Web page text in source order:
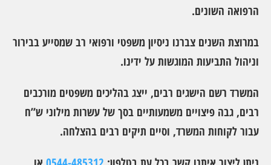
הרפואה השונים.
במרוצת השנים צברנו ניסיון משפטי ורפואי רב שמסייע בבירור
וניהול התביעות המוגשות על ידינו.
המשרד רשם הישגים רבים, ייצג בהליכים משפטים מורכבים
רבים, גבה פיצויים משמעותיים בסך של עשרות מילוני ש”ח
עבור לקוחות המשרד, וסיים תיקים רבים בהצלחה.